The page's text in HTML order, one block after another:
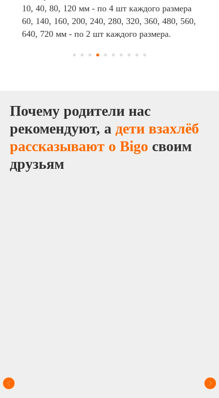
сцепление с поверхностями. Большой размер
колеса позволяет преодолевать бордюры.
Почему родители нас
рекомендуют, адети взахлёб
рассказывают о Bigo своим
друзьям